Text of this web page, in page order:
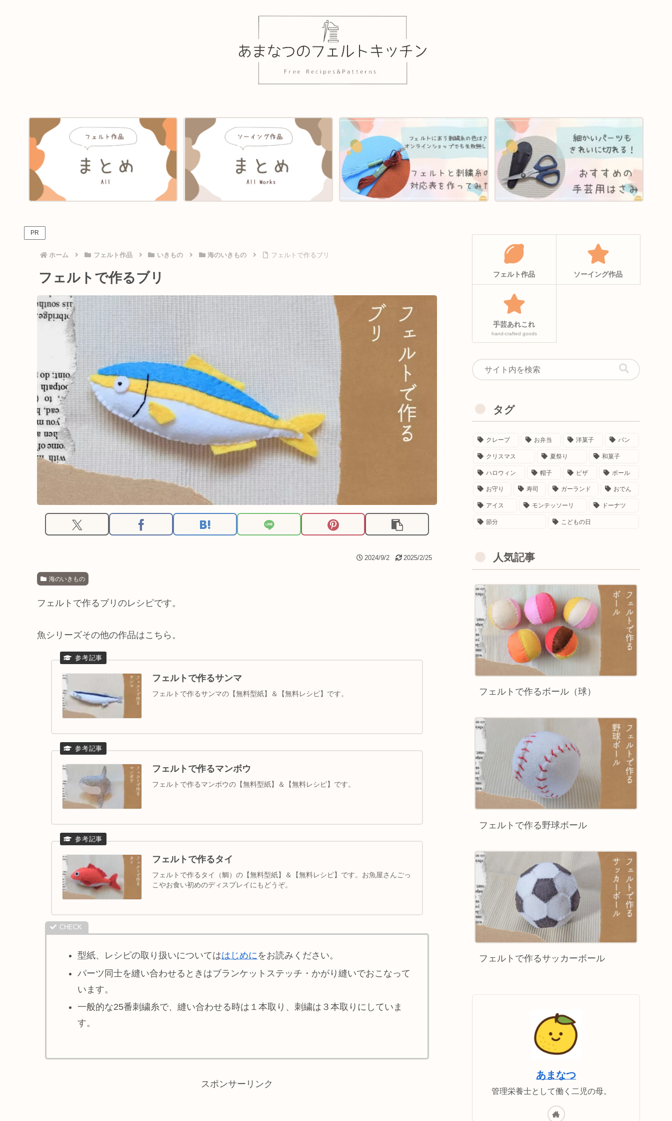
PR
ホーム フェルト作品 いきもの 海のいきもの フェルトで作るブリ
フェルトで作るブリ
2024/9/2 2025/2/25
海のいきもの
フェルトで作るブリのレシピです。
魚シリーズその他の作品はこちら。
フェルトで作るサンマ
フェルトで作るサンマの【無料型紙】＆【無料レシピ】です。
フェルトで作るマンボウ
フェルトで作るマンボウの【無料型紙】＆【無料レシピ】です。
フェルトで作るタイ
フェルトで作るタイ（鯛）の【無料型紙】＆【無料レシピ】です。お魚屋さんごっ
こやお食い初めのディスプレイにもどうぞ。
型紙、レシピの取り扱いについてははじめにをお読みください。
パーツ同士を縫い合わせるときはブランケットステッチ・かがり縫いでおこなって
います。
一般的な25番刺繍糸で、縫い合わせる時は１本取り、刺繍は３本取りにしていま
す。
スポンサーリンク
フェルト作品 ソーイング作品
手芸あれこれ
hand-crafted goods
タグ
クレープ お弁当 洋菓子 パン
クリスマス 夏祭り 和菓子
ハロウィン 帽子 ピザ ボール
お守り 寿司 ガーランド おでん
アイス モンテッソーリ ドーナツ
節分 こどもの日
人気記事
フェルトで作るボール（球）
フェルトで作る野球ボール
フェルトで作るサッカーボール
あまなつ
管理栄養士として働く二児の母。